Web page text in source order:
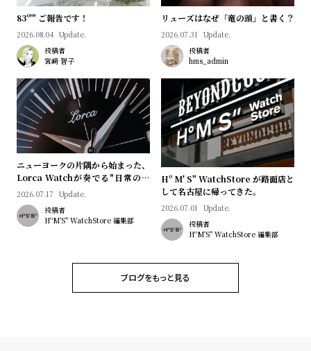
証
ラ
ス
ー
ス
よ
く
あ
る
質
問
お
問
い
合
わ
せ
83º'" ご報告です！
2026.08.04 Update.
投稿者
宮﨑 智子
リューズはなぜ「竜の頭」と書く？
2026.07.31 Update.
投稿者
hms_admin
ニューヨークの片隅から始まった、
Lorca Watchが奏でる"日常のロ
マン"｜Brand Picks #08
2026.07.17 Update.
投稿者
HºM'S" WatchStore 編集部
Hº M' S" WatchStore が路面店と
して名古屋に帰ってきた。
2026.07.01 Update.
投稿者
HºM'S" WatchStore 編集部
ブログをもっと見る